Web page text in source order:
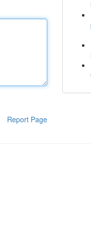
Report Page